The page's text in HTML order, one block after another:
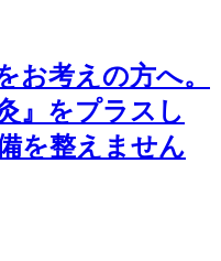
お考えの方へ。
』をプラスし
を整えません